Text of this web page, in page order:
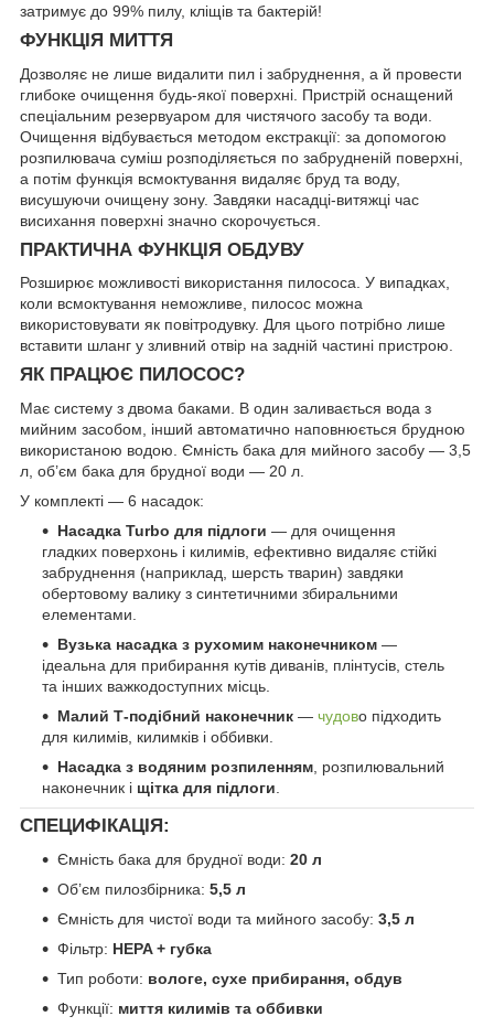
затримує до 99% пилу, кліщів та бактерій!
ФУНКЦІЯ МИТТЯ
Дозволяє не лише видалити пил і забруднення, а й провести
глибоке очищення будь-якої поверхні. Пристрій оснащений
спеціальним резервуаром для чистячого засобу та води.
Очищення відбувається методом екстракції: за допомогою
розпилювача суміш розподіляється по забрудненій поверхні,
а потім функція всмоктування видаляє бруд та воду,
висушуючи очищену зону. Завдяки насадці-витяжці час
висихання поверхні значно скорочується.
ПРАКТИЧНА ФУНКЦІЯ ОБДУВУ
Розширює можливості використання пилососа. У випадках,
коли всмоктування неможливе, пилосос можна
використовувати як повітродувку. Для цього потрібно лише
вставити шланг у зливний отвір на задній частині пристрою.
ЯК ПРАЦЮЄ ПИЛОСОС?
Має систему з двома баками. В один заливається вода з
мийним засобом, інший автоматично наповнюється брудною
використаною водою. Ємність бака для мийного засобу — 3,5
л, об’єм бака для брудної води — 20 л.
У комплекті — 6 насадок:
Насадка Turbo для підлоги — для очищення
гладких поверхонь і килимів, ефективно видаляє стійкі
забруднення (наприклад, шерсть тварин) завдяки
обертовому валику з синтетичними збиральними
елементами.
Вузька насадка з рухомим наконечником —
ідеальна для прибирання кутів диванів, плінтусів, стель
та інших важкодоступних місць.
Малий Т-подібний наконечник — чудово підходить
для килимів, килимків і оббивки.
Насадка з водяним розпиленням , розпилювальний
наконечник і щітка для підлоги
СПЕЦИФІКАЦІЯ:
Ємність бака для брудної води: 20 л
Об’єм пилозбірника: 5,5 л
Ємність для чистої води та мийного засобу: 3,5 л
Фільтр: HEPA + губка
Тип роботи: вологе, сухе прибирання, обдув
Функції: миття килимів та оббивки